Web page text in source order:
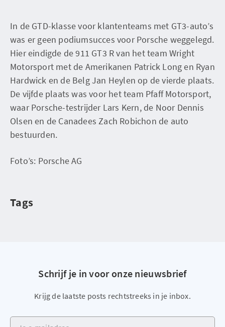
In de GTD-klasse voor klantenteams met GT3-auto’s
was er geen podiumsucces voor Porsche weggelegd.
Hier eindigde de 911 GT3 R van het team Wright
Motorsport met de Amerikanen Patrick Long en Ryan
Hardwick en de Belg Jan Heylen op de vierde plaats.
De vijfde plaats was voor het team Pfaff Motorsport,
waar Porsche-testrijder Lars Kern, de Noor Dennis
Olsen en de Canadees Zach Robichon de auto
bestuurden.
Foto’s: Porsche AG
Tags
Schrijf je in voor onze nieuwsbrief
Krijg de laatste posts rechtstreeks in je inbox.
Je e-mailadres